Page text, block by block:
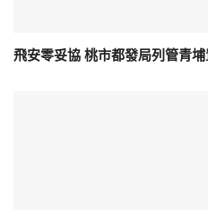
飛安零妥協 桃市都發局列管青